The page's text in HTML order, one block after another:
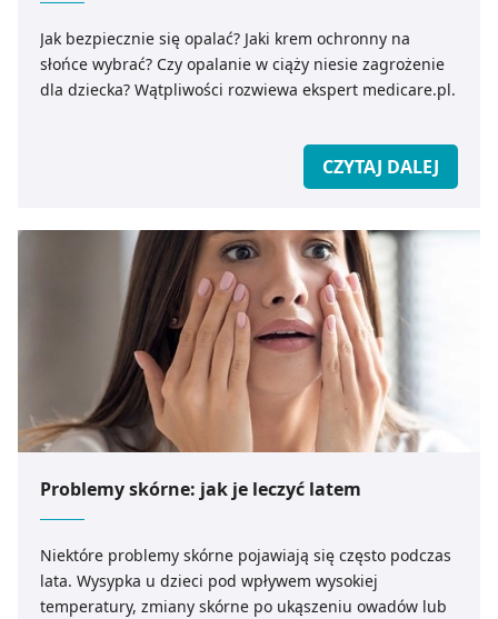
Jak bezpiecznie się opalać? Jaki krem ochronny na
słońce wybrać? Czy opalanie w ciąży niesie zagrożenie
dla dziecka? Wątpliwości rozwiewa ekspert medicare.pl.
CZYTAJ DALEJ
Problemy skórne: jak je leczyć latem
Niektóre problemy skórne pojawiają się często podczas
lata. Wysypka u dzieci pod wpływem wysokiej
temperatury, zmiany skórne po ukąszeniu owadów lub